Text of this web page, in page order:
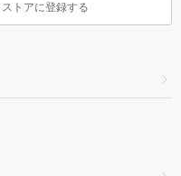
トアに登録する